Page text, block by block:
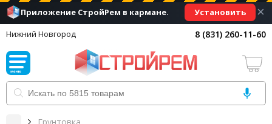
Приложение СтройРем в кармане. Установить ×
Нижний Новгород 8 (831) 260-11-60
Грунтовка